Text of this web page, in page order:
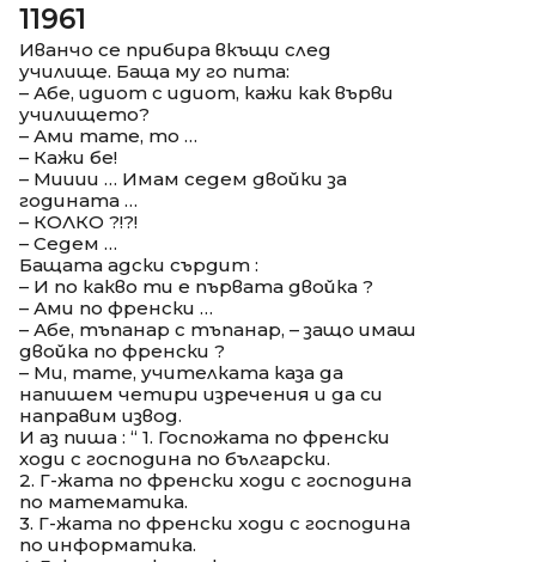
11961
Иванчо се прибира вкъщи след
училище. Баща му го пита:
– Абе, идиот с идиот, кажи как върви
училището?
– Ами тате, то …
– Кажи бе!
– Мииии … Имам седем двойки за
годината …
– КОЛКО ?!?!
– Седем …
Бащата адски сърдит :
– И по какво ти е първата двойка ?
– Ами по френски …
– Абе, тъпанар с тъпанар, – защо имаш
двойка по френски ?
– Ми, тате, учителката каза да
напишем четири изречения и да си
направим извод.
И аз пиша : “ 1. Госпожата по френски
ходи с господина по български.
2. Г-жата по френски ходи с господина
по математика.
3. Г-жата по френски ходи с господина
по информатика.